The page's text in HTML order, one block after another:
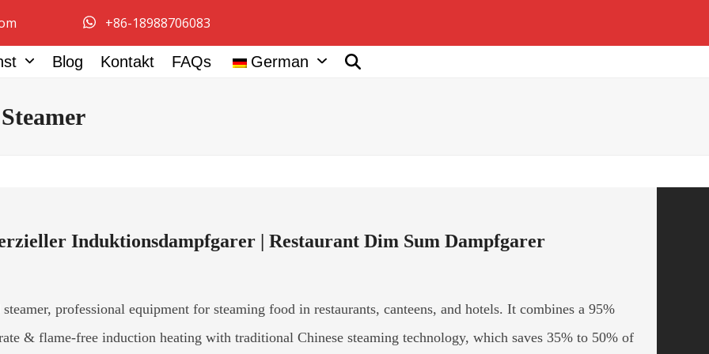
+86-18988706083
Blog Kontakt FAQs German
Induktionsdampfgarer | Restaurant Dim Sum Dampfgarer
professional equipment for steaming food in restaurants, canteens, and hotels. It combines a 95%
& flame-free induction heating with traditional Chinese steaming technology, which saves 35% to 50% of